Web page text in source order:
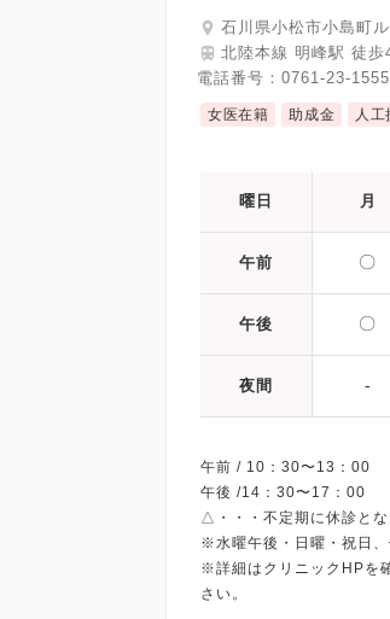
石川県小松市小島町
北陸本線 明峰駅 徒歩
電話番号： 0761-23-1555
女医在籍 助成金 人工
曜日 月
午前 〇
午後 〇
夜間 -
午前 / 10：30〜13：00
午後 /14：30〜17：00
△・・・不定期に休診とな
※水曜午後・日曜・祝日、
※詳細はクリニックHPを